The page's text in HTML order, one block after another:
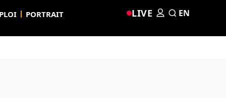
PORTRAIT LIVE EN